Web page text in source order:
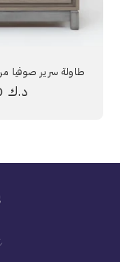
طاولة سرير صوفيا
65.000 د.ك